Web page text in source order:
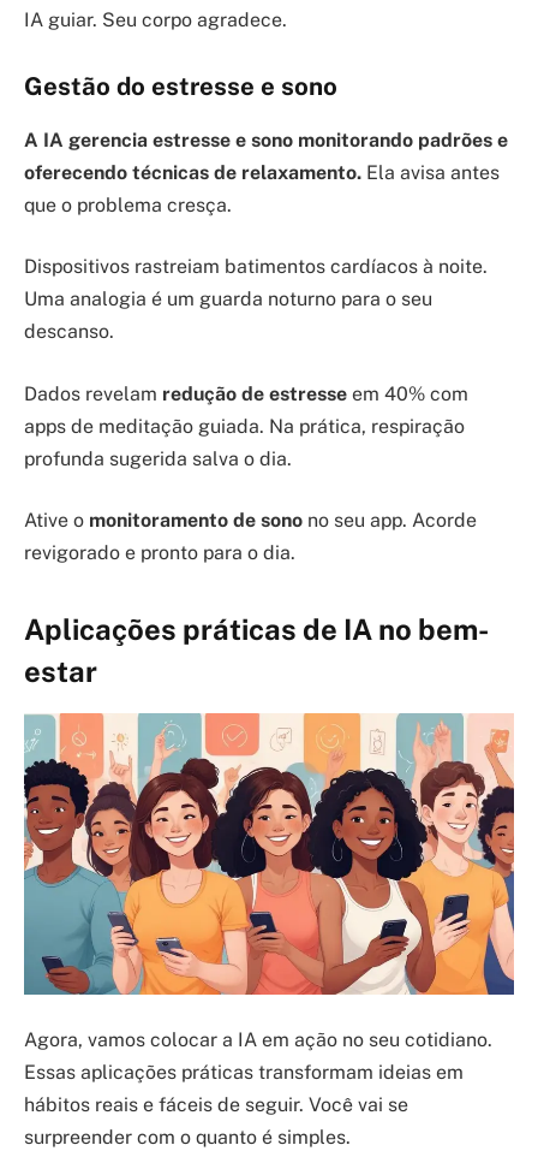
IA guiar. Seu corpo agradece.
Gestão do estresse e sono
A IA gerencia estresse e sono monitorando padrões e
oferecendo técnicas de relaxamento. Ela avisa antes
que o problema cresça.
Dispositivos rastreiam batimentos cardíacos à noite.
Uma analogia é um guarda noturno para o seu
descanso.
Dados revelam redução de estresse em 40% com
apps de meditação guiada. Na prática, respiração
profunda sugerida salva o dia.
Ative o monitoramento de sono no seu app. Acorde
revigorado e pronto para o dia.
Aplicações práticas de IA no bem-
estar
Agora, vamos colocar a IA em ação no seu cotidiano.
Essas aplicações práticas transformam ideias em
hábitos reais e fáceis de seguir. Você vai se
surpreender com o quanto é simples.